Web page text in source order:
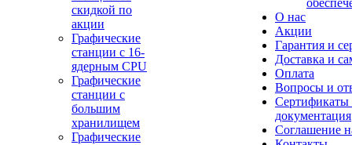
скидкой по
акции
Графические
станции с 16-
ядерным CPU
Графические
станции с
большим
хранилищем
Графические
О нас
Акции
Гарантия и
Доставка и
Оплата
Вопросы и
Сертификаты
документация
Соглашение